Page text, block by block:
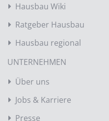
Hausbau Wiki
Ratgeber Hausbau
Hausbau regional
UNTERNEHMEN
Über uns
Jobs & Karriere
Presse